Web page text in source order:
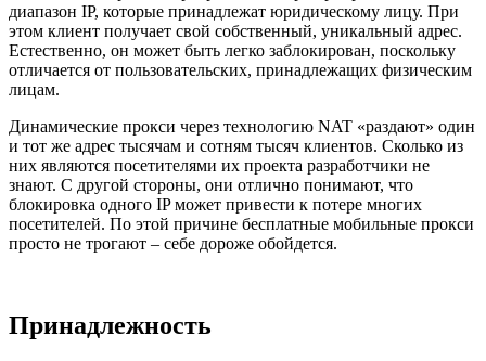
диапазон IP, которые принадлежат юридическому лицу. При
этом клиент получает свой собственный, уникальный адрес.
Естественно, он может быть легко заблокирован, поскольку
отличается от пользовательских, принадлежащих физическим
лицам.
Динамические прокси через технологию NAT «раздают» один
и тот же адрес тысячам и сотням тысяч клиентов. Сколько из
них являются посетителями их проекта разработчики не
знают. С другой стороны, они отлично понимают, что
блокировка одного IP может привести к потере многих
посетителей. По этой причине бесплатные мобильные прокси
просто не трогают – себе дороже обойдется.
Принадлежность